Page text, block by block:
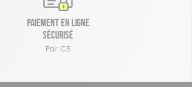
Paiement en ligne
sécurisé
Par CB